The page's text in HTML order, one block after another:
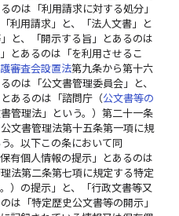
のは「利用請求に対する処分」
利用請求」と、「法人文書」と
と、「開示する旨」とあるのは
とあるのは「を利用させるこ
審査会設置法第九条から第十六
のは「公文書管理委員会」と、
あるのは「諮問庁（公文書等の
書管理法」という。）第二十一条
文書管理法第十五条第一項に規
。以下この条において同
有個人情報の提示」とあるのは
法第二条第七項に規定する特定
）の提示」と、「行政文書等又
は「特定歴史公文書等の開示」